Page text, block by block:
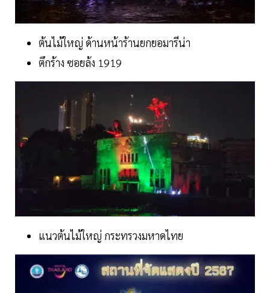
ต้นไม้ใหญ่ ด้านหน้าร้านยกยอมารีน่า
ตึกร้าง ซอยล้ง 1919
แนวต้นไม้ใหญ่ กระทรวงมหาดไทย